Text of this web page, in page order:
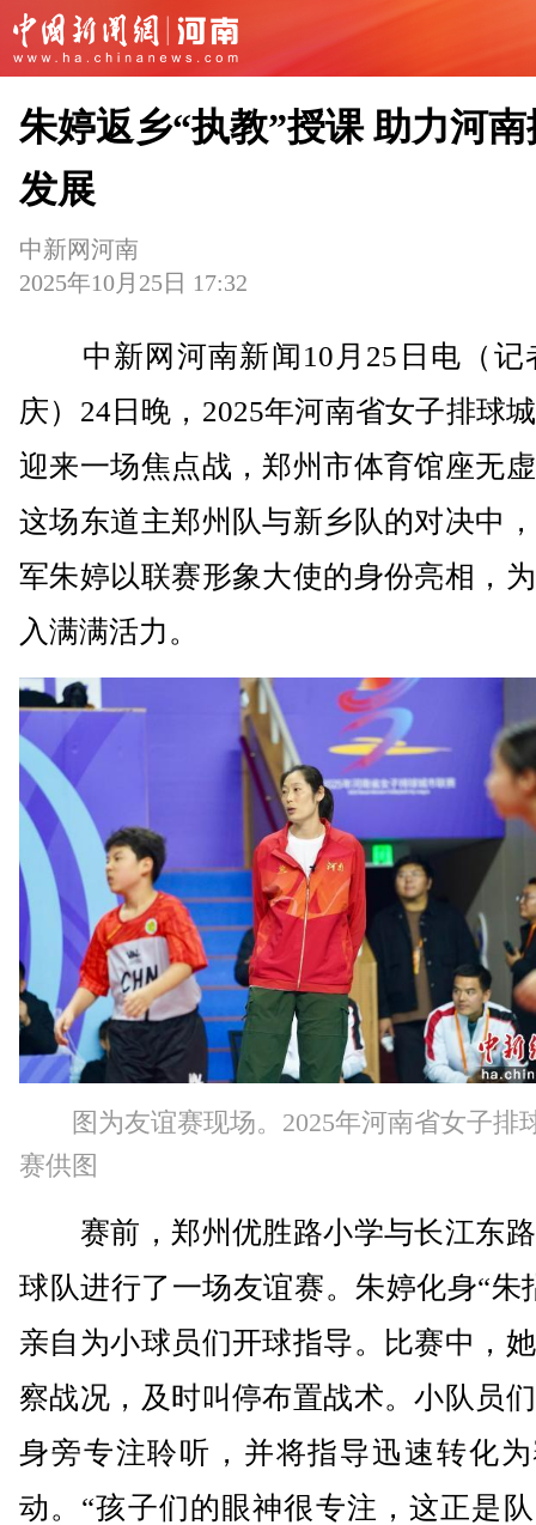
朱婷返乡“执教”授课 助力河
发展
中新网河南
2025年10月25日 17:32
中新网河南新闻10月25日电（记
庆）24日晚，2025年河南省女子排球
迎来一场焦点战，郑州市体育馆座无
这场东道主郑州队与新乡队的对决中
军朱婷以联赛形象大使的身份亮相，
入满满活力。
图为友谊赛现场。2025年河南省女子排
赛供图
赛前，郑州优胜路小学与长江东
球队进行了一场友谊赛。朱婷化身“朱
亲自为小球员们开球指导。比赛中，
察战况，及时叫停布置战术。小队员
身旁专注聆听，并将指导迅速转化
动。“孩子们的眼神很专注，这正是